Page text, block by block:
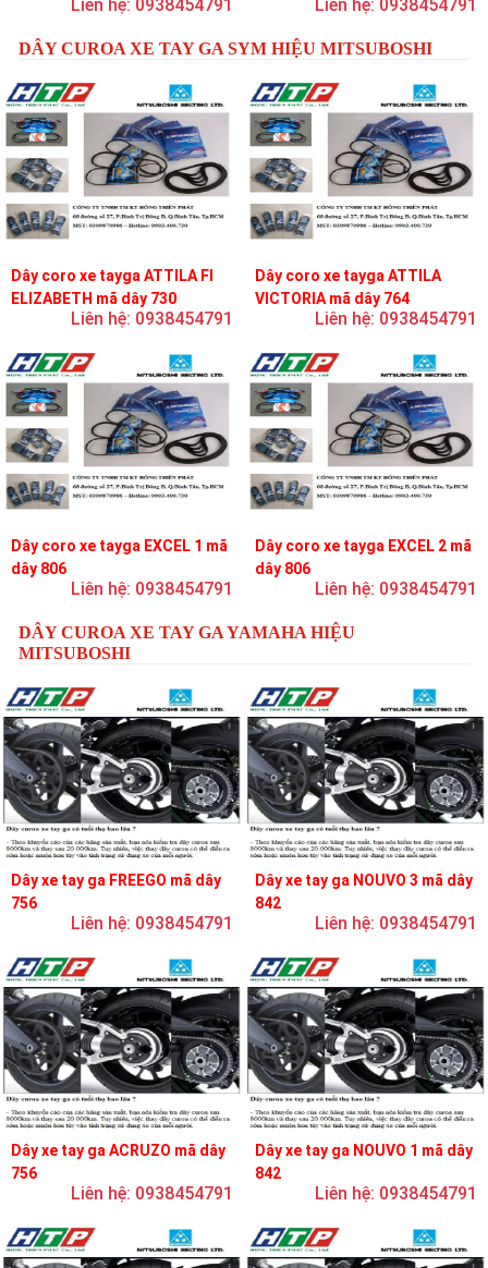
Liên hệ: 0938454791 Liên hệ: 0938454791
DÂY CUROA XE TAY GA SYM HIỆU MITSUBOSHI
Dây coro xe tayga ATTILA FI
ELIZABETH mã dây 730
Liên hệ: 0938454791
Dây coro xe tayga ATTILA
VICTORIA mã dây 764
Liên hệ: 0938454791
Dây coro xe tayga EXCEL 1 mã
dây 806
Liên hệ: 0938454791
Dây coro xe tayga EXCEL 2 mã
dây 806
Liên hệ: 0938454791
DÂY CUROA XE TAY GA YAMAHA HIỆU
MITSUBOSHI
Dây xe tay ga FREEGO mã dây
756
Liên hệ: 0938454791
Dây xe tay ga NOUVO 3 mã dây
842
Liên hệ: 0938454791
Dây xe tay ga ACRUZO mã dây
756
Liên hệ: 0938454791
Dây xe tay ga NOUVO 1 mã dây
842
Liên hệ: 0938454791